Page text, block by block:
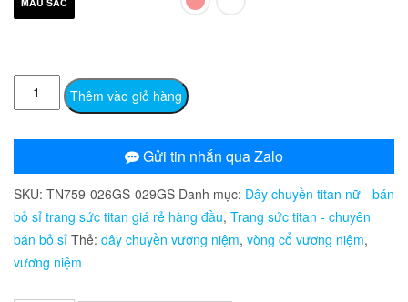
TN759
Dây
titan
hình
vương
niệm
(Trắng/hồng)
Thêm vào giỏ hàng
Gửi tin nhắn qua Zalo
SKU: TN759-026GS-029GS Danh mục: Dây chuyền titan nữ - bán
bỏ sỉ trang sức titan giá rẻ hàng đầu, Trang sức titan - chuyên
bán bỏ sỉ Thẻ: dây chuyền vương niệm, vòng cổ vương niệm,
vương niệm